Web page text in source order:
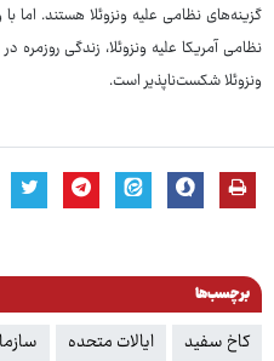
گزینه‌های نظامی علیه ونزوئلا هستند.
نظامی آمریکا علیه ونزوئلا، زندگی
ونزوئلا شکست‌ناپذیر است.
برچسب‌ها
کاخ سفید ایالات متحده